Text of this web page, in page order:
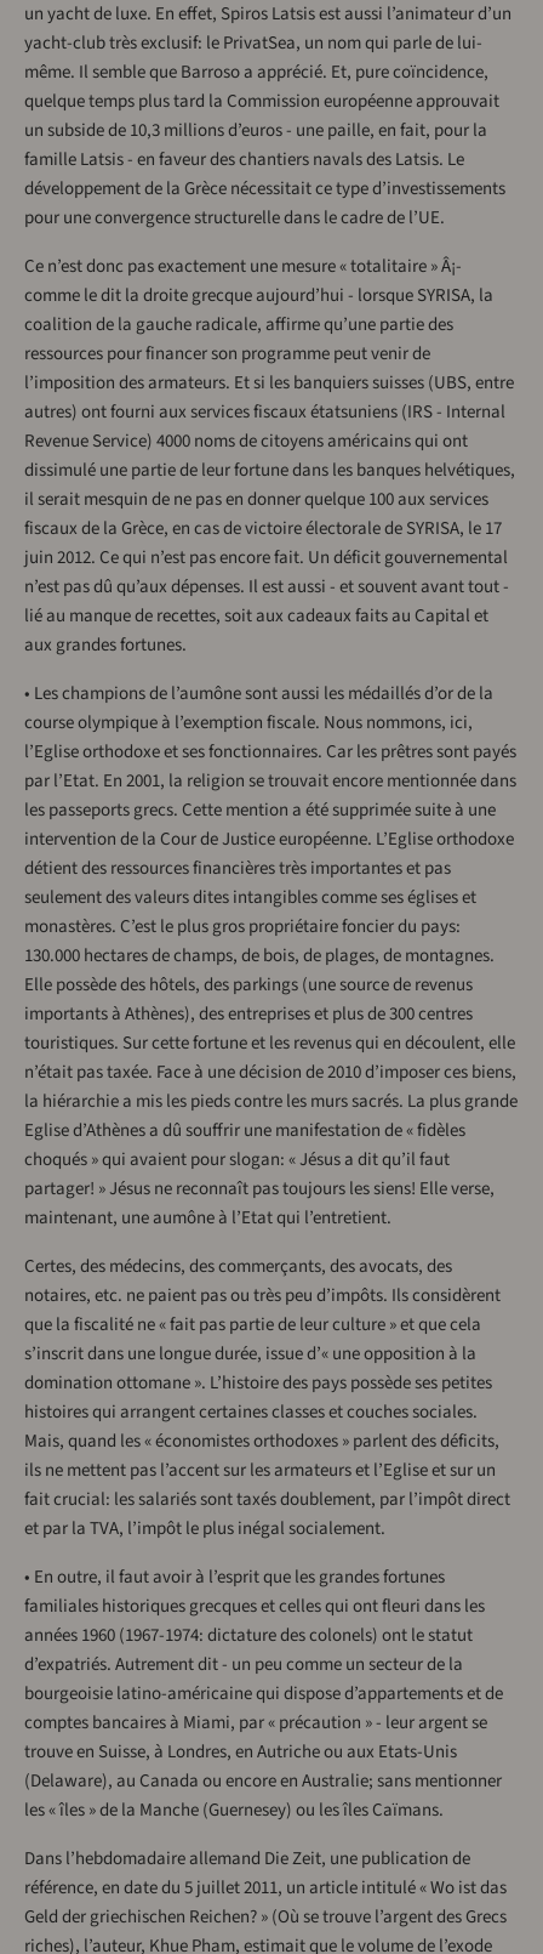
un yacht de luxe. En effet, Spiros Latsis est aussi l’animateur d’un
yacht-club très exclusif: le PrivatSea, un nom qui parle de lui-
même. Il semble que Barroso a apprécié. Et, pure coïncidence,
quelque temps plus tard la Commission européenne approuvait
un subside de 10,3 millions d’euros - une paille, en fait, pour la
famille Latsis - en faveur des chantiers navals des Latsis. Le
développement de la Grèce nécessitait ce type d’investissements
pour une convergence structurelle dans le cadre de l’UE.
Ce n’est donc pas exactement une mesure « totalitaire » Â¡-
comme le dit la droite grecque aujourd’hui - lorsque SYRISA, la
coalition de la gauche radicale, affirme qu’une partie des
ressources pour financer son programme peut venir de
l’imposition des armateurs. Et si les banquiers suisses (UBS, entre
autres) ont fourni aux services fiscaux étatsuniens (IRS - Internal
Revenue Service) 4000 noms de citoyens américains qui ont
dissimulé une partie de leur fortune dans les banques helvétiques,
il serait mesquin de ne pas en donner quelque 100 aux services
fiscaux de la Grèce, en cas de victoire électorale de SYRISA, le 17
juin 2012. Ce qui n’est pas encore fait. Un déficit gouvernemental
n’est pas dû qu’aux dépenses. Il est aussi - et souvent avant tout -
lié au manque de recettes, soit aux cadeaux faits au Capital et
aux grandes fortunes.
• Les champions de l’aumône sont aussi les médaillés d’or de la
course olympique à l’exemption fiscale. Nous nommons, ici,
l’Eglise orthodoxe et ses fonctionnaires. Car les prêtres sont payés
par l’Etat. En 2001, la religion se trouvait encore mentionnée dans
les passeports grecs. Cette mention a été supprimée suite à une
intervention de la Cour de Justice européenne. L’Eglise orthodoxe
détient des ressources financières très importantes et pas
seulement des valeurs dites intangibles comme ses églises et
monastères. C’est le plus gros propriétaire foncier du pays:
130.000 hectares de champs, de bois, de plages, de montagnes.
Elle possède des hôtels, des parkings (une source de revenus
importants à Athènes), des entreprises et plus de 300 centres
touristiques. Sur cette fortune et les revenus qui en découlent, elle
n’était pas taxée. Face à une décision de 2010 d’imposer ces biens,
la hiérarchie a mis les pieds contre les murs sacrés. La plus grande
Eglise d’Athènes a dû souffrir une manifestation de « fidèles
choqués » qui avaient pour slogan: « Jésus a dit qu’il faut
partager! » Jésus ne reconnaît pas toujours les siens! Elle verse,
maintenant, une aumône à l’Etat qui l’entretient.
Certes, des médecins, des commerçants, des avocats, des
notaires, etc. ne paient pas ou très peu d’impôts. Ils considèrent
que la fiscalité ne « fait pas partie de leur culture » et que cela
s’inscrit dans une longue durée, issue d’« une opposition à la
domination ottomane ». L’histoire des pays possède ses petites
histoires qui arrangent certaines classes et couches sociales.
Mais, quand les « économistes orthodoxes » parlent des déficits,
ils ne mettent pas l’accent sur les armateurs et l’Eglise et sur un
fait crucial: les salariés sont taxés doublement, par l’impôt direct
et par la TVA, l’impôt le plus inégal socialement.
• En outre, il faut avoir à l’esprit que les grandes fortunes
familiales historiques grecques et celles qui ont fleuri dans les
années 1960 (1967-1974: dictature des colonels) ont le statut
d’expatriés. Autrement dit - un peu comme un secteur de la
bourgeoisie latino-américaine qui dispose d’appartements et de
comptes bancaires à Miami, par « précaution » - leur argent se
trouve en Suisse, à Londres, en Autriche ou aux Etats-Unis
(Delaware), au Canada ou encore en Australie; sans mentionner
les « îles » de la Manche (Guernesey) ou les îles Caïmans.
Dans l’hebdomadaire allemand Die Zeit, une publication de
référence, en date du 5 juillet 2011, un article intitulé « Wo ist das
Geld der griechischen Reichen? » (Où se trouve l’argent des Grecs
riches), l’auteur, Khue Pham, estimait que le volume de l’exode